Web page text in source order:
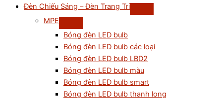
Đèn Chiếu Sáng – Đèn Trang Trí
MPE
Bóng đèn LED bulb
Bóng đèn LED bulb các loại
Bóng đèn LED bulb LBD2
Bóng đèn LED bulb màu
Bóng đèn LED bulb smart
Bóng đèn LED bulb thanh long